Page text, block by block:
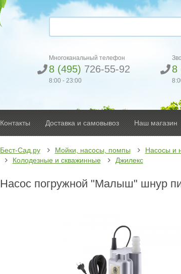
Многоканальный телефон
8 (495) 726-55-92
8:00 - 23:00
8
Контакты Доставка и самовывоз Наш магазин
Бест-Сад.ру Мойки, насосы, помпы Насосы и
Колодезные и скважинные
Джилекс
Насос погружной "Малыш" шнур